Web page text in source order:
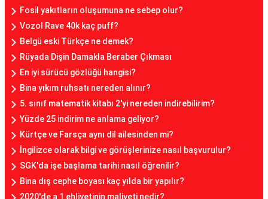
Fosil yakıtların oluşumuna ne sebep olur?
Vozol Rave 40k kaç puff?
Belgü eski Türkçe ne demek?
Rüyada Dişin Damakla Beraber Çıkması
En iyi sürücü gözlüğü hangisi?
Bina yıkım ruhsatı nereden alınır?
5. sınıf matematik kitabı 2'yi nereden indirebilirim?
Yüzde 25 indirim ne anlama geliyor?
Kürtçe ve Farsça aynı dil ailesinden mi?
İngilizce olarak bilgi ve görüşlerinize nasıl başvurulur?
SGK'da işe başlama tarihi nasıl öğrenilir?
Bina dış cephe boyası kaç yılda bir yapılır?
2020'de a 1 ehliyetinin maliyeti nedir?